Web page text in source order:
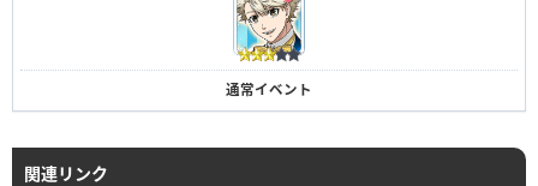
通常イベント
関連リンク